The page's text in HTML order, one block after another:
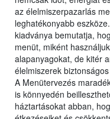
az élelmiszerpazarlás
leghatékonyabb
kiadványa bemutatja,
menüt, miként
alapanyagokat, de kitér
élelmiszerek
A Menütervezés
is könnyedén
háztartásokat abban,